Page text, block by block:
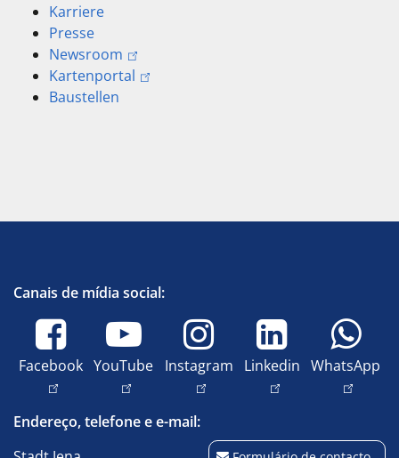
Karriere
Presse
Newsroom
Kartenportal
Baustellen
Canais de mídia social:
Facebook YouTube Instagram Linkedin WhatsApp
Endereço, telefone e e-mail: